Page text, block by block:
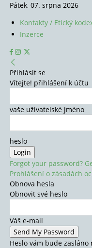
Pátek, 07. srpna 2026
Kontakty / Etický
Inzerce
Přihlásit se
Vítejte! přihlášení k účtu
vaše uživatelské jméno
heslo
Forgot your password?
Prohlášení o zásadách
Obnova hesla
Obnovit své heslo
Váš e-mail
Heslo vám bude zasláno